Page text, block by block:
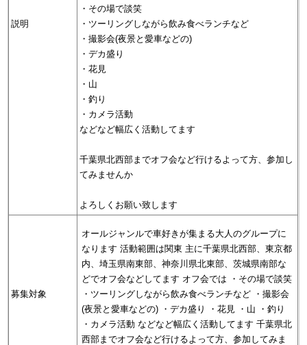
説明
・その場で談笑
・ツーリングしながら飲み食べランチなど
・撮影会(夜景と愛車などの)
・デカ盛り
・花見
・山
・釣り
・カメラ活動
などなど幅広く活動してます
千葉県北西部までオフ会など行けるよって方、参加し
てみませんか
よろしくお願い致します
募集対象
オールジャンルで車好きが集まる大人のグループに
なります 活動範囲は関東 主に千葉県北西部、東京都
内、埼玉県南東部、神奈川県北東部、茨城県南部な
どでオフ会などしてます オフ会では ・その場で談笑
・ツーリングしながら飲み食べランチなど ・撮影会
(夜景と愛車などの) ・デカ盛り ・花見 ・山 ・釣り
・カメラ活動 などなど幅広く活動してます 千葉県北
西部までオフ会など行けるよって方、参加してみま